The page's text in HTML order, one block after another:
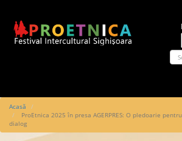
conţinutul
principal
Main
navigation
Acasă
ProEtnica 2025 în presa AGERPRES: O pledoarie
dialog